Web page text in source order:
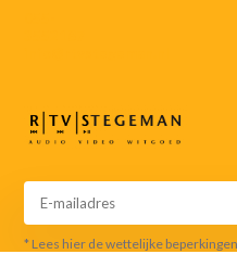
* Lees hier de wettelijke beperkingen